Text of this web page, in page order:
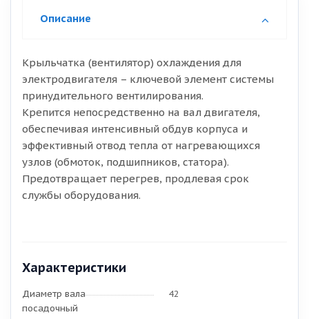
Описание
Крыльчатка (вентилятор) охлаждения для
электродвигателя – ключевой элемент системы
принудительного вентилирования.
Крепится непосредственно на вал двигателя,
обеспечивая интенсивный обдув корпуса и
эффективный отвод тепла от нагревающихся
узлов (обмоток, подшипников, статора).
Предотвращает перегрев, продлевая срок
службы оборудования.
Характеристики
Диаметр вала
посадочный
42